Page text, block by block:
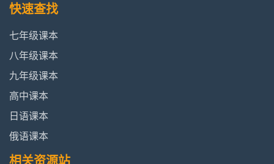
快速查找
七年级课本
八年级课本
九年级课本
高中课本
日语课本
俄语课本